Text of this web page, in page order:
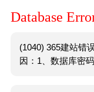
Database
(1040) 365建站错
因：1、数据库密